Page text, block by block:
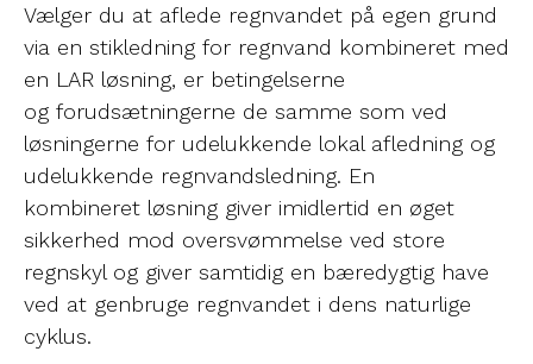
Vælger du at aflede regnvandet på egen grund
via en stikledning for regnvand kombineret med
en LAR løsning, er betingelserne
og forudsætningerne de samme som ved
løsningerne for udelukkende lokal afledning og
udelukkende regnvandsledning. En
kombineret løsning giver imidlertid en øget
sikkerhed mod oversvømmelse ved store
regnskyl og giver samtidig en bæredygtig have
ved at genbruge regnvandet i dens naturlige
cyklus.